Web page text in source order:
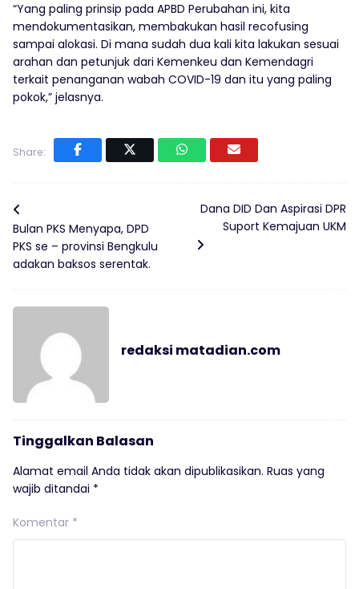
“Yang paling prinsip pada APBD Perubahan ini, kita
mendokumentasikan, membakukan hasil recofusing
sampai alokasi. Di mana sudah dua kali kita lakukan sesuai
arahan dan petunjuk dari Kemenkeu dan Kemendagri
terkait penanganan wabah COVID-19 dan itu yang paling
pokok,” jelasnya.
Share:
Bulan PKS Menyapa, DPD
PKS se – provinsi Bengkulu
adakan baksos serentak.
Dana DID Dan Aspirasi DPR
Suport Kemajuan UKM
redaksi matadian.com
Tinggalkan Balasan
Alamat email Anda tidak akan dipublikasikan. Ruas yang
wajib ditandai *
Komentar *